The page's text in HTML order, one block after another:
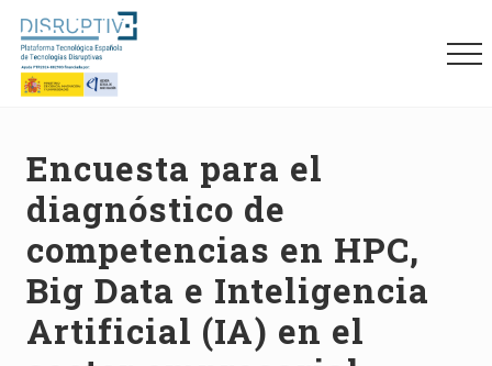
Menu
Skip
main
content
Skip
primary
sidebar
Skip
footer
Encuesta para el
diagnóstico de
competencias en HPC,
Big Data e Inteligencia
Artificial (IA) en el